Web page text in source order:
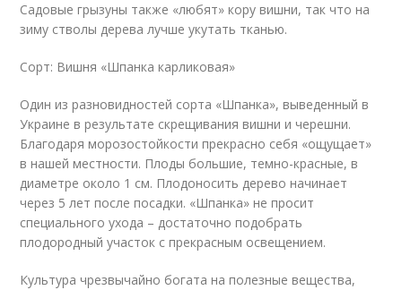
Садовые грызуны также «любят» кору вишни, так что на
зиму стволы дерева лучше укутать тканью.
Сорт: Вишня «Шпанка карликовая»
Один из разновидностей сорта «Шпанка», выведенный в
Украине в результате скрещивания вишни и черешни.
Благодаря морозостойкости прекрасно себя «ощущает»
в нашей местности. Плоды большие, темно-красные, в
диаметре около 1 см. Плодоносить дерево начинает
через 5 лет после посадки. «Шпанка» не просит
специального ухода – достаточно подобрать
плодородный участок с прекрасным освещением.
Культура чрезвычайно богата на полезные вещества,